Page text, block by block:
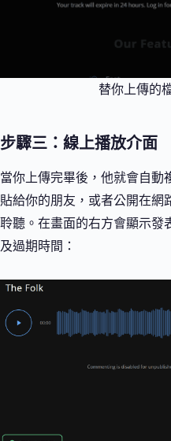
替你上傳的
步驟三：線上播放介面
當你上傳完畢後，他就會自動
貼給你的朋友，或者公開在網
聆聽。在畫面的右方會顯示發
及過期時間：